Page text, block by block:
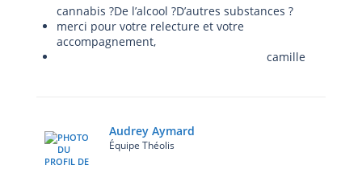
cannabis ?De l’alcool ?D’autres substances ?
merci pour votre relecture et votre
accompagnement,
camille
Audrey Aymard
Équipe Théolis